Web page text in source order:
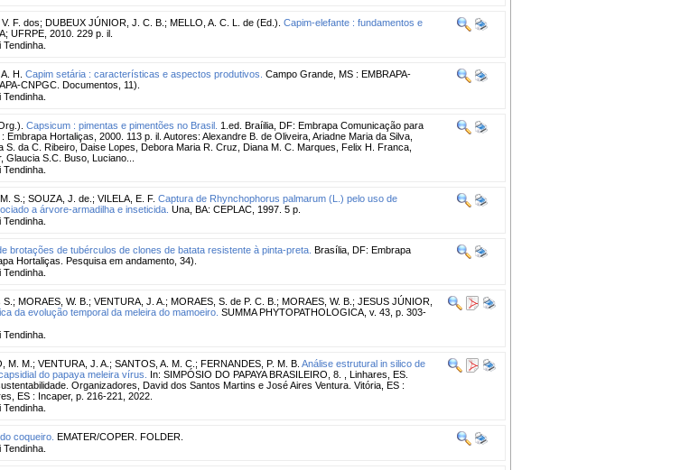
F. dos; DUBEUX JÚNIOR, J. C. B. ; MELLO, A. C. L. de (Ed.). Capim-elefante : fundamentos e
UFRPE, 2010. 229 p. il.
H. Capim setária : características e aspectos produtivos. Campo Grande, MS : EMBRAPA-
CNPGC. Documentos, 11).
Capsicum : pimentas e pimentões no Brasil. 1.ed. Braíilia, DF: Embrapa Comunicação para
Embrapa Hortaliças, 2000. 113 p. il. Autores: Alexandre B. de Oliveira, Ariadne Maria da Silva,
S. da C. Ribeiro, Daise Lopes, Debora Maria R. Cruz, Diana M. C. Marques, Felix H. Franca,
S.C. Buso, Luciano...
S. ; SOUZA, J. de. ; VILELA, E. F. Captura de Rhynchophorus palmarum (L.) pelo uso de
a árvore-armadilha e inseticida. Una, BA: CEPLAC, 1997. 5 p.
brotações de tubérculos de clones de batata resistente à pinta-preta. Brasília, DF: Embrapa
Hortaliças. Pesquisa em andamento, 34).
; MORAES, W. B. ; VENTURA, J. A. ; MORAES, S. de P. C. B. ; MORAES, W. B. ; JESUS JÚNIOR,
da evolução temporal da meleira do mamoeiro. SUMMA PHYTOPATHOLOGICA, v. 43, p. 303-
M. M. ; VENTURA, J. A. ; SANTOS, A. M. C. ; FERNANDES, P. M. B. Análise estrutural in silico de
do papaya meleira vírus.
In: SIMPÓSIO DO PAPAYA BRASILEIRO, 8. , Linhares, ES.
Organizadores, David dos Santos Martins e José Aires Ventura. Vitória, ES :
ES : Incaper, p. 216-221, 2022.
coqueiro. EMATER/COPER. FOLDER.